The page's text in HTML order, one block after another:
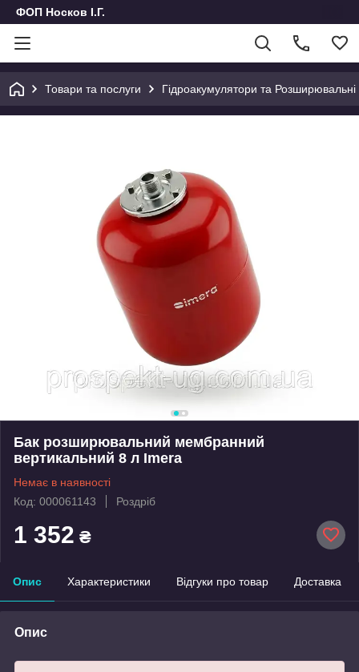
ФОП Носков І.Г.
Товари та послуги Гідроакумулятори та Розширювальні
Бак розширювальний мембранний
вертикальний 8 л Imera
Немає в наявності
Код: 000061143
Роздріб
1 352 ₴
Опис Характеристики Відгуки про товар Доставка
Опис